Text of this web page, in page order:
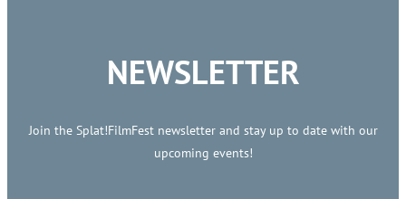
NEWSLETTER
Join the Splat!FilmFest newsletter and stay up to date with our
upcoming events!